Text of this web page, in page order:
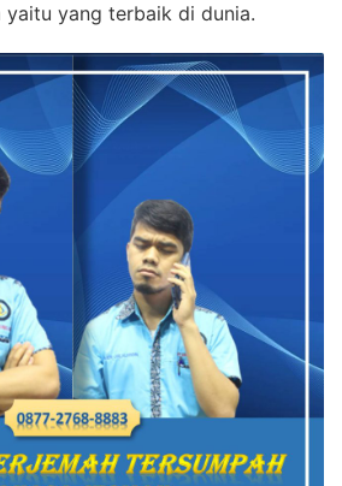
yaitu yang terbaik di dunia.